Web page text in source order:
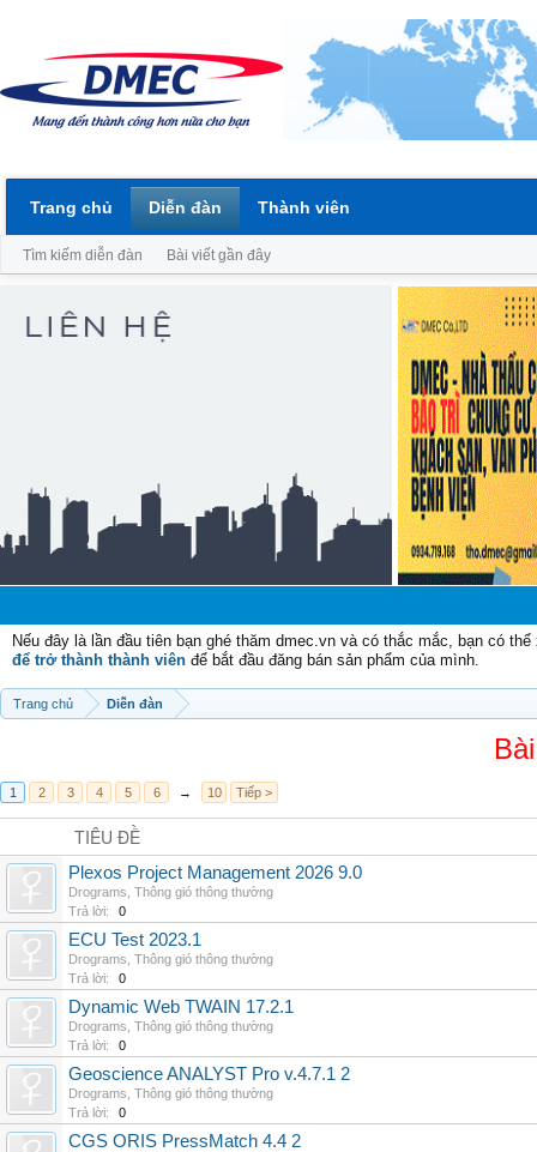
Nếu đây là lần đầu tiên bạn ghé thăm dmec.vn và có thắc mắc, bạn có
để trở thành thành viên để bắt đầu đăng bán sản phẩm của mình.
Trang chủ Diễn đàn
1 2 3 4 5 6 → 10 Tiếp >
TIÊU ĐỀ
Plexos Project Management 2026 9.0
Drograms Thông gió thông thường
Trả lời:
0
ECU Test 2023.1
Drograms Thông gió thông thường
Trả lời:
0
Dynamic Web TWAIN 17.2.1
Drograms Thông gió thông thường
Trả lời:
0
Geoscience ANALYST Pro v.4.7.1 2
Drograms Thông gió thông thường
Trả lời:
0
CGS ORIS PressMatch 4.4 2
Trang chủ Diễn đàn
Tìm kiếm diễn đàn Bài viết gần đây
Thành viên